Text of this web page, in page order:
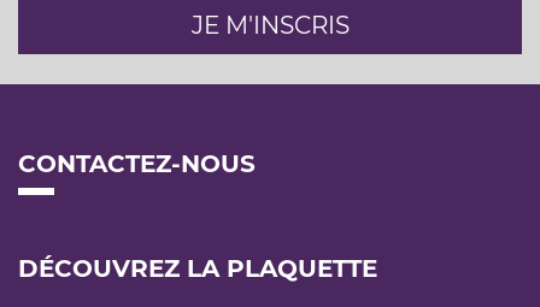
JE M'INSCRIS
CONTACTEZ-NOUS
DÉCOUVREZ LA PLAQUETTE